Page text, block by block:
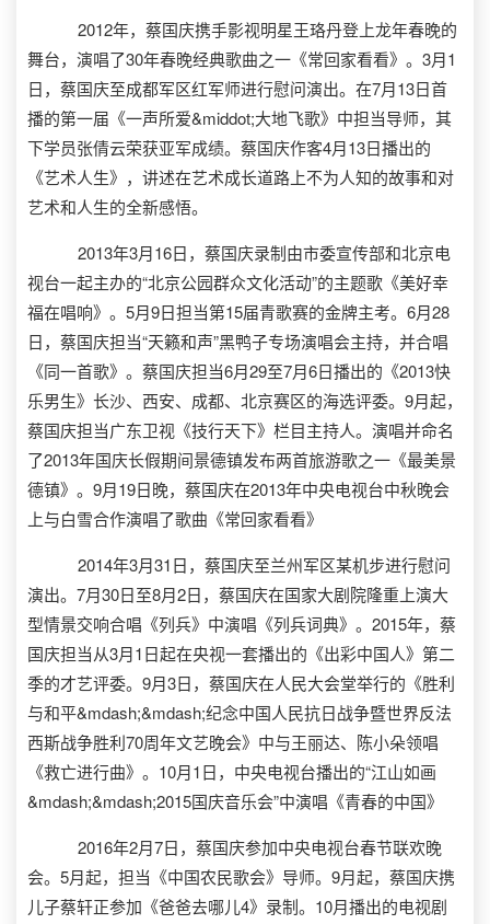
2012年，蔡国庆携手影视明星王珞丹登上龙年春晚的
舞台，演唱了30年春晚经典歌曲之一《常回家看看》。3月1
日，蔡国庆至成都军区红军师进行慰问演出。在7月13日首
播的第一届《一声所爱&middot;大地飞歌》中担当导师，其
下学员张倩云荣获亚军成绩。蔡国庆作客4月13日播出的
《艺术人生》，讲述在艺术成长道路上不为人知的故事和对
艺术和人生的全新感悟。
2013年3月16日，蔡国庆录制由市委宣传部和北京电
视台一起主办的“北京公园群众文化活动”的主题歌《美好幸
福在唱响》。5月9日担当第15届青歌赛的金牌主考。6月28
日，蔡国庆担当“天籁和声”黑鸭子专场演唱会主持，并合唱
《同一首歌》。蔡国庆担当6月29至7月6日播出的《2013快
乐男生》长沙、西安、成都、北京赛区的海选评委。9月起，
蔡国庆担当广东卫视《技行天下》栏目主持人。演唱并命名
了2013年国庆长假期间景德镇发布两首旅游歌之一《最美景
德镇》。9月19日晚，蔡国庆在2013年中央电视台中秋晚会
上与白雪合作演唱了歌曲《常回家看看》
2014年3月31日，蔡国庆至兰州军区某机步进行慰问
演出。7月30日至8月2日，蔡国庆在国家大剧院隆重上演大
型情景交响合唱《列兵》中演唱《列兵词典》。2015年，蔡
国庆担当从3月1日起在央视一套播出的《出彩中国人》第二
季的才艺评委。9月3日，蔡国庆在人民大会堂举行的《胜利
与和平&mdash;&mdash;纪念中国人民抗日战争暨世界反法
西斯战争胜利70周年文艺晚会》中与王丽达、陈小朵领唱
《救亡进行曲》。10月1日，中央电视台播出的“江山如画
&mdash;&mdash;2015国庆音乐会”中演唱《青春的中国》
2016年2月7日，蔡国庆参加中央电视台春节联欢晚
会。5月起，担当《中国农民歌会》导师。9月起，蔡国庆携
儿子蔡轩正参加《爸爸去哪儿4》录制。10月播出的电视剧